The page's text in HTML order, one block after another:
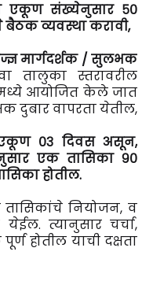
एकूण संख्येनुसार ५०
बैठक व्यवस्था करावी,
मार्गदर्शक / सुलभक
तालुका स्तरावरील
आयोजित केले जात
दुबार वापरता येतील,
एकूण ०३ दिवस असून,
एक तासिका ९०
होतील.
तासिकांचे नियोजन, व
त्यानुसार चर्चा,
होतील याची दक्षता